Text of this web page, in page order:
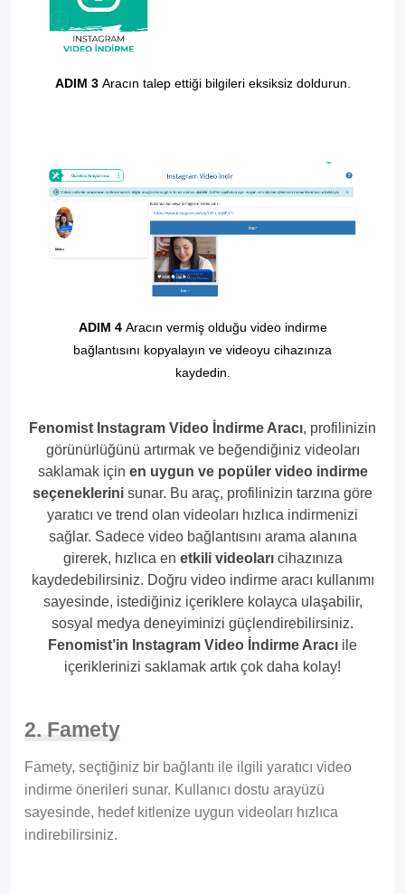
ADIM 3 Aracın talep ettiği bilgileri eksiksiz doldurun.
ADIM 4 Aracın vermiş olduğu video indirme
bağlantısını kopyalayın ve videoyu cihazınıza
kaydedin.
Fenomist Instagram Video İndirme Aracı, profilinizin
görünürlüğünü artırmak ve beğendiğiniz videoları
saklamak için en uygun ve popüler video indirme
seçeneklerini sunar. Bu araç, profilinizin tarzına göre
yaratıcı ve trend olan videoları hızlıca indirmenizi
sağlar. Sadece video bağlantısını arama alanına
girerek, hızlıca en etkili videolarıcihazınıza
kaydedebilirsiniz. Doğru video indirme aracı kullanımı
sayesinde, istediğiniz içeriklere kolayca ulaşabilir,
sosyal medya deneyiminizi güçlendirebilirsiniz.
Fenomist’in Instagram Video İndirme Aracı ile
içeriklerinizi saklamak artık çok daha kolay!
2. Famety
Famety, seçtiğiniz bir bağlantı ile ilgili yaratıcı video
indirme önerileri sunar. Kullanıcı dostu arayüzü
sayesinde, hedef kitlenize uygun videoları hızlıca
indirebilirsiniz.